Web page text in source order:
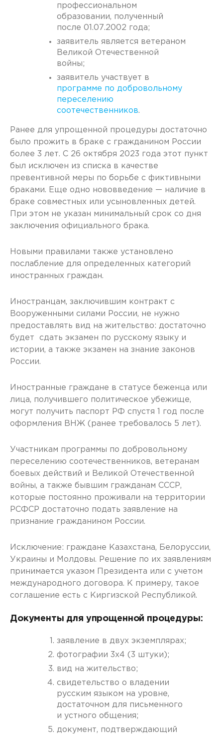
профессиональном
образовании, полученный
после 01.07.2002 года;
заявитель является ветераном
Великой Отечественной
войны;
заявитель участвует в
программе по добровольному
переселению
соотечественников.
Ранее для упрощенной процедуры достаточно
было прожить в браке с гражданином России
более 3 лет. С 26 октября 2023 года этот пункт
был исключен из списка в качестве
превентивной меры по борьбе с фиктивными
браками. Еще одно нововведение — наличие в
браке совместных или усыновленных детей.
При этом не указан минимальный срок со дня
заключения официального брака.
Новыми правилами также установлено
послабление для определенных категорий
иностранных граждан.
Иностранцам, заключившим контракт с
Вооруженными силами России, не нужно
предоставлять вид на жительство: достаточно
будет сдать экзамен по русскому языку и
истории, а также экзамен на знание законов
России.
Иностранные граждане в статусе беженца или
лица, получившего политическое убежище,
могут получить паспорт РФ спустя 1 год после
оформления ВНЖ (ранее требовалось 5 лет).
Участникам программы по добровольному
переселению соотечественников, ветеранам
боевых действий и Великой Отечественной
войны, а также бывшим гражданам СССР,
которые постоянно проживали на территории
РСФСР достаточно подать заявление на
признание гражданином России.
Исключение: граждане Казахстана, Белоруссии,
Украины и Молдовы. Решение по их заявлениям
принимается указом Президента или с учетом
международного договора. К примеру, такое
соглашение есть с Киргизской Республикой.
Документы для упрощенной процедуры:
заявление в двух экземплярах;
фотографии 3х4 (3 штуки);
вид на жительство;
свидетельство о владении
русским языком на уровне,
достаточном для письменного
и устного общения;
документ, подтверждающий